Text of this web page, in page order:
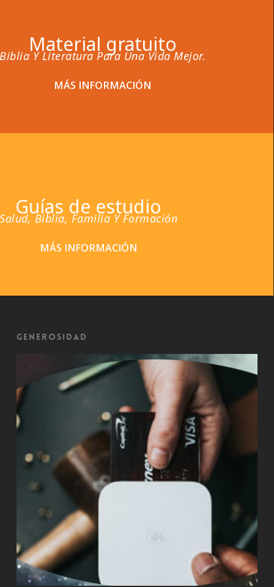
Material gratuito
Biblia Y Literatura Para Una Vida Mejor.
MÁS INFORMACIÓN
Guías de estudio
Salud, Biblia, Familia Y Formación
MÁS INFORMACIÓN
Generosidad